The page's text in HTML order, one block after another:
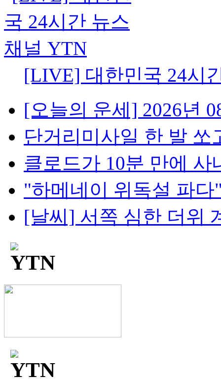
[LIVE] 대한민국 24시
[오늘의 운세] 2026년
단거리미사일 한 발 쏘
클로드가 10분 만에 사
"하메네이 위독설 파다
[날씨] 서쪽 심한 더위